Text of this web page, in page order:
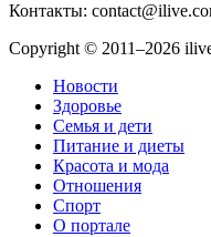
Контакты:
Copyright © 2011–2026
Новости
Здоровье
Семья и дети
Питание и диеты
Красота и мода
Отношения
Спорт
О портале